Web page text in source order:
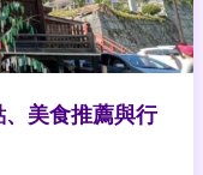
美食推薦與行